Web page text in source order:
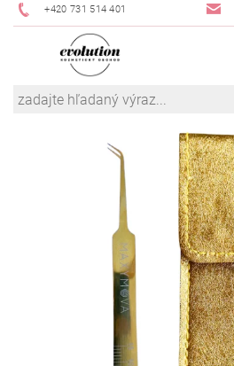
+420 731 514 401